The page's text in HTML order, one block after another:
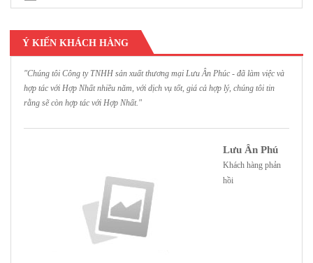
Ý KIẾN KHÁCH HÀNG
"Chúng tôi Công ty TNHH sản xuất thương mại Lưu Ân Phúc - đã làm việc và
hợp tác với Hợp Nhất nhiều năm, với dịch vụ tốt, giá cả hợp lý, chúng tôi tin
rằng sẽ còn hợp tác với Hợp Nhất."
Lưu Ân Phú
Khách hàng phản
hồi